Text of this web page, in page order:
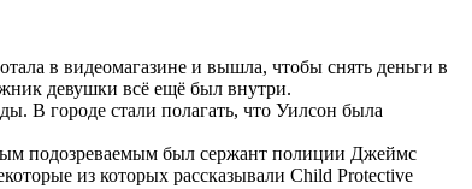
в видеомагазине и вышла, чтобы снять деньги в
девушки всё ещё был внутри.
В городе стали полагать, что Уилсон была
подозреваемым был сержант полиции Джеймс
из которых рассказывали Child Protective